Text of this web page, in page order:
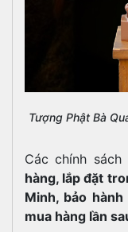
Tượng Phật Bà
Các chính
hàng, lắp đặt
Minh, bảo
mua hàng lần